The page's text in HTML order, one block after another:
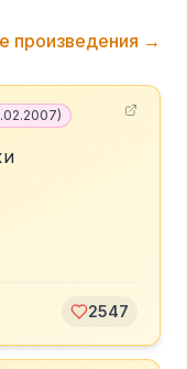
произведения →
)
2547